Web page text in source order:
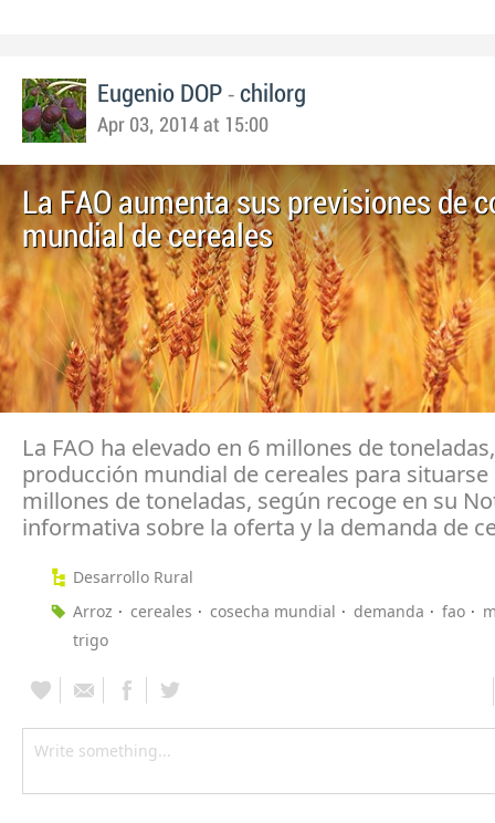
Eugenio DOP - chilorg
Apr 03, 2014 at 15:00
La FAO aumenta sus previsiones de
mundial de cereales
La FAO ha elevado en 6 millones de
producción mundial de cereales para situarse
millones de toneladas, según recoge en su
informativa sobre la oferta y la demanda de
Desarrollo Rural
Arroz
cereales cosecha mundial demanda fao
trigo